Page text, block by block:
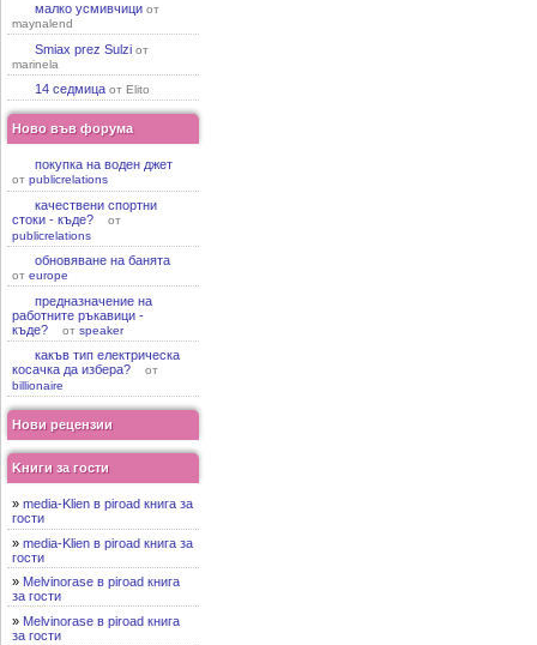
малко усмивчици от
maynalend
Smiax prez Sulziот
marinela
14 седмица от Elito
Ново във форума
покупка на воден джет
отpublicrelations
качествени спортни
стоки - къде?
от
publicrelations
обновяване на банята
отeurope
предназначение на
работните ръкавици -
къде?
отspeaker
какъв тип електрическа
косачка да избера?
от
billionaire
Нови рецензии
Kниги за гости
»media-Klien в piroad книга за
гости
»media-Klien в piroad книга за
гости
» Melvinorase в piroad книга
за гости
» Melvinorase в piroad книга
за гости